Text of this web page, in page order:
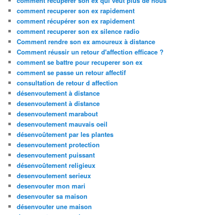
comment recuperer son ex rapidement
comment récupérer son ex rapidement
comment recuperer son ex silence radio
Comment rendre son ex amoureux à distance
Comment réussir un retour d'affection efficace ?
comment se battre pour recuperer son ex
comment se passe un retour affectif
consultation de retour d affection
désenvoutement à distance
desenvoutement à distance
desenvoutement marabout
desenvoutement mauvais oeil
désenvoûtement par les plantes
desenvoutement protection
desenvoutement puissant
désenvoûtement religieux
desenvoutement serieux
desenvouter mon mari
desenvouter sa maison
désenvouter une maison